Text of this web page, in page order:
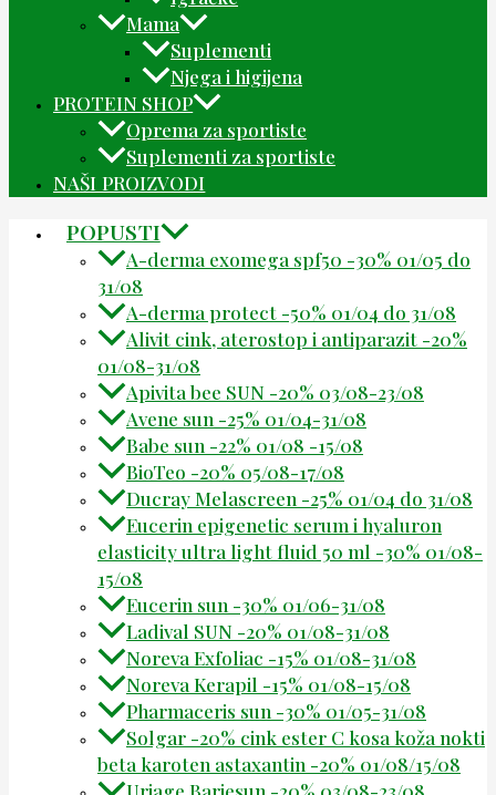
Mama
Suplementi
Njega i higijena
PROTEIN SHOP
Oprema za sportiste
Suplementi za sportiste
NAŠI PROIZVODI
POPUSTI
A-derma exomega spf50 -30% 01/05 do
31/08
A-derma protect -50% 01/04 do 31/08
Alivit cink, aterostop i antiparazit -20%
01/08-31/08
Apivita bee SUN -20% 03/08-23/08
Avene sun -25% 01/04-31/08
Babe sun -22% 01/08 -15/08
BioTeo -20% 05/08-17/08
Ducray Melascreen -25% 01/04 do 31/08
Eucerin epigenetic serum i hyaluron
elasticity ultra light fluid 50 ml -30% 01/08-
15/08
Eucerin sun -30% 01/06-31/08
Ladival SUN -20% 01/08-31/08
Noreva Exfoliac -15% 01/08-31/08
Noreva Kerapil -15% 01/08-15/08
Pharmaceris sun -30% 01/05-31/08
Solgar -20% cink ester C kosa koža nokti
beta karoten astaxantin -20% 01/08/15/08